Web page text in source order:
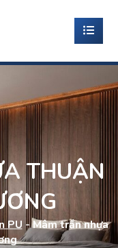
THUẬN
PU -Mâm trần nhựa